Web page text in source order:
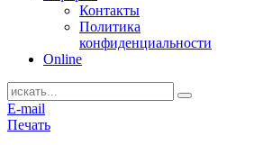
Контакты
Политика
конфиденциальности
Online
E-mail
Печать